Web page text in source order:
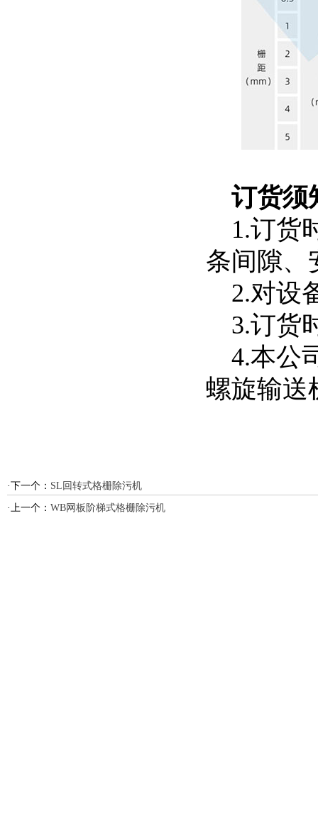
订货须
1.订货
条间隙、
2.对设
3.订货
4.本公
螺旋输送
·下一个： SL回转式格栅除污机
·上一个： WB网板阶梯式格栅除污机